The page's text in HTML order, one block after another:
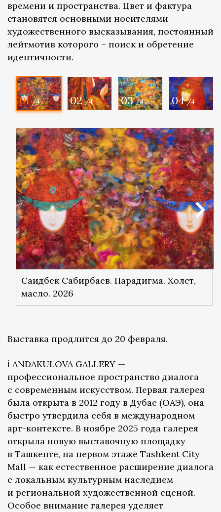
времени и пространства. Цвет и фактура
становятся основными носителями
художественного высказывания, постоянный
лейтмотив которого – поиск и обретение
идентичности.
01 /4 02 /4 03 /4 04 /4
Саидбек Сабирбаев. Парадигма. Холст,
масло. 2026
Выставка продлится до 20 февраля.
ℹ️ ANDAKULOVA GALLERY —
профессиональное пространство диалога
с современным искусством. Первая галерея
была открыта в 2012 году в Дубае (ОАЭ), она
быстро утвердила себя в международном
арт-контексте. В ноябре 2025 года галерея
открыла новую выставочную площадку
в Ташкенте, на первом этаже Tashkent City
Mall — как естественное расширение диалога
с локальным культурным наследием
и региональной художественной сценой.
Особое внимание галерея уделяет